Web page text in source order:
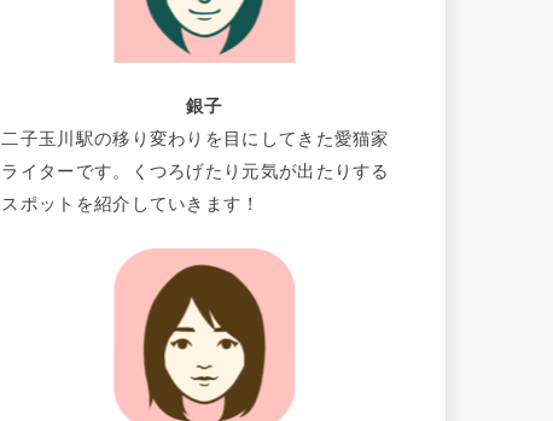
銀子
二子玉川駅の移り変わりを目にしてきた愛猫家
ライターです。くつろげたり元気が出たりする
スポットを紹介していきます！